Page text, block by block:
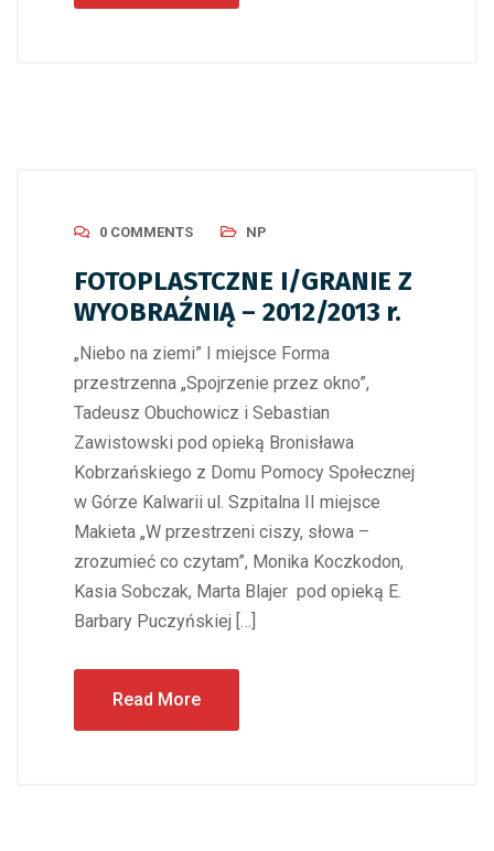
0 COMMENTS NP
FOTOPLASTCZNE I/GRANIE Z
WYOBRAŹNIĄ – 2012/2013 r.
„Niebo na ziemi” I miejsce Forma
przestrzenna „Spojrzenie przez okno”,
Tadeusz Obuchowicz i Sebastian
Zawistowski pod opieką Bronisława
Kobrzańskiego z Domu Pomocy Społecznej
w Górze Kalwarii ul. Szpitalna II miejsce
Makieta „W przestrzeni ciszy, słowa –
zrozumieć co czytam”, Monika Koczkodon,
Kasia Sobczak, Marta Blajer pod opieką E.
Barbary Puczyńskiej […]
Read More